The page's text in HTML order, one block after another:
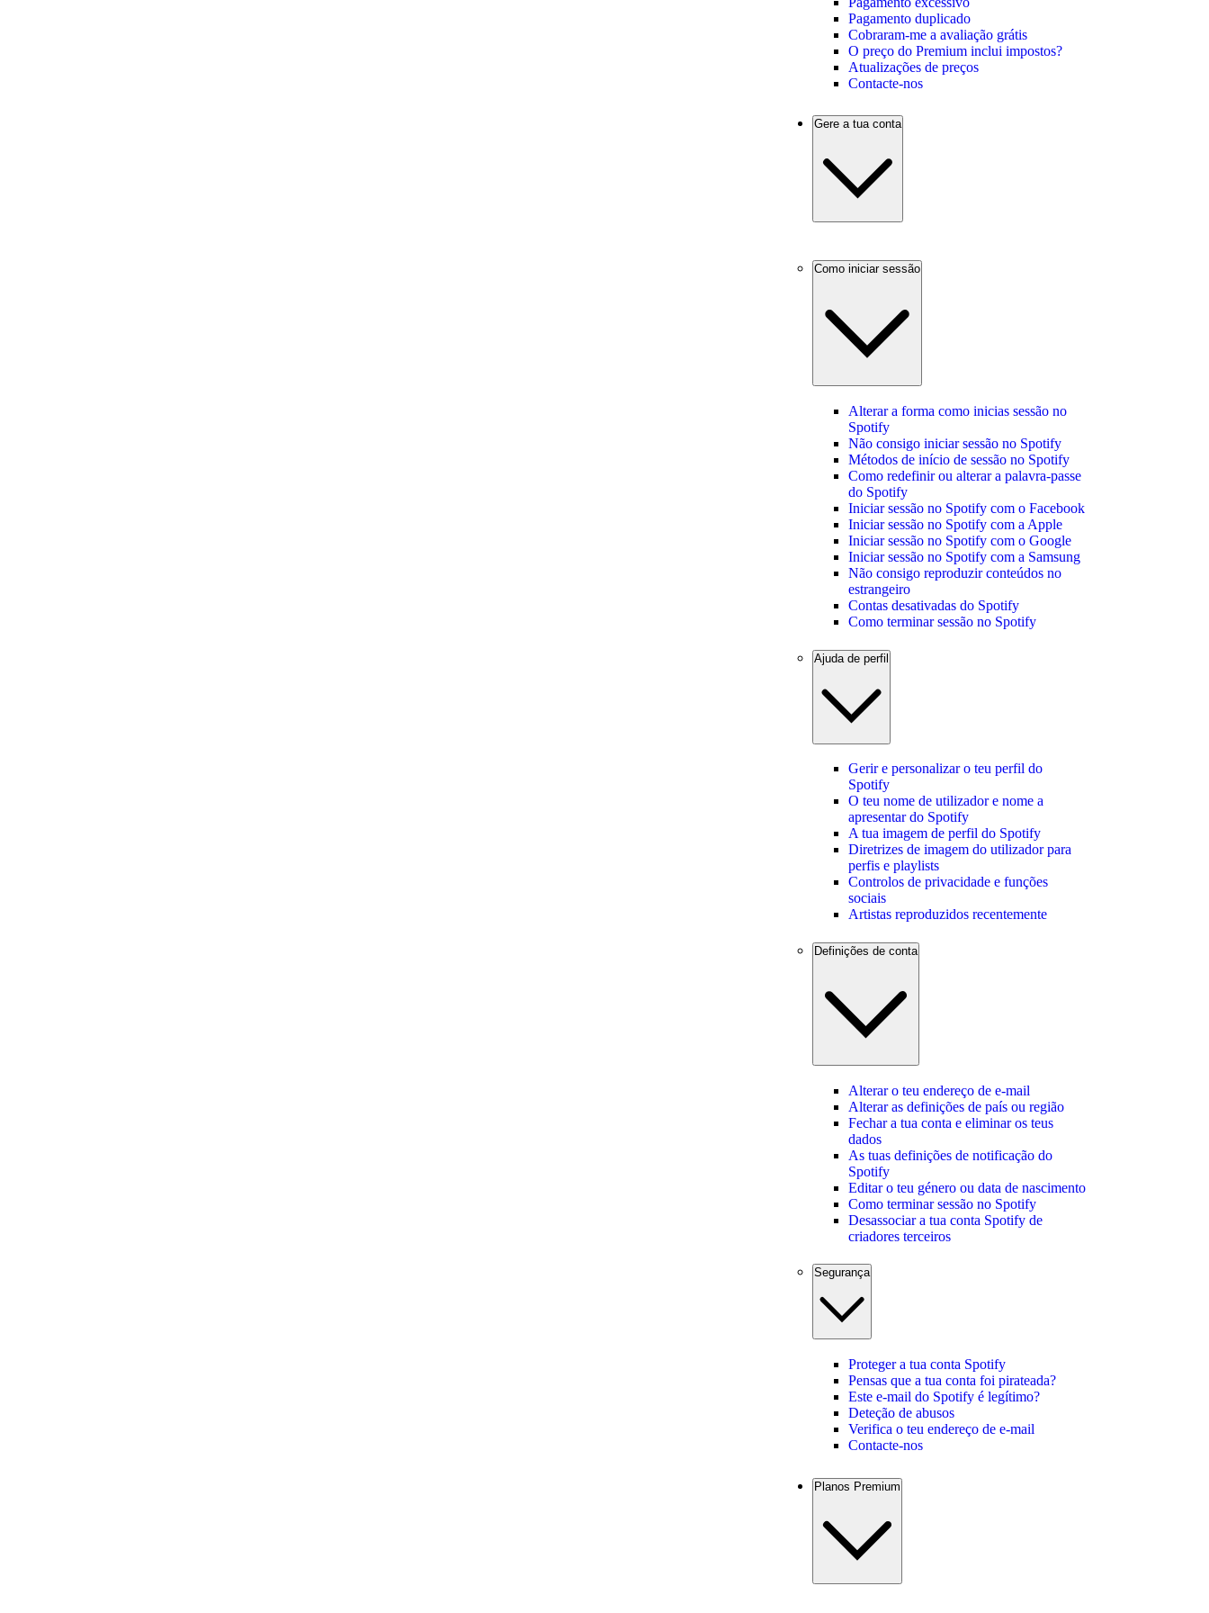
Pagamento duplicado
Cobraram-me a avaliação grátis
O preço do Premium inclui impostos?
Atualizações de preços
Contacte-nos
Gere a tua conta
Como iniciar sessão
Alterar a forma como inicias sessão no
Spotify
Não consigo iniciar sessão no Spotify
Métodos de início de sessão no Spotify
Como redefinir ou alterar a palavra-passe
do Spotify
Iniciar sessão no Spotify com o Facebook
Iniciar sessão no Spotify com a Apple
Iniciar sessão no Spotify com o Google
Iniciar sessão no Spotify com a Samsung
Não consigo reproduzir conteúdos no
estrangeiro
Contas desativadas do Spotify
Como terminar sessão no Spotify
Ajuda de perfil
Gerir e personalizar o teu perfil do
Spotify
O teu nome de utilizador e nome a
apresentar do Spotify
A tua imagem de perfil do Spotify
Diretrizes de imagem do utilizador para
perfis e playlists
Controlos de privacidade e funções
sociais
Artistas reproduzidos recentemente
Definições de conta
Alterar o teu endereço de e-mail
Alterar as definições de país ou região
Fechar a tua conta e eliminar os teus
dados
As tuas definições de notificação do
Spotify
Editar o teu género ou data de nascimento
Como terminar sessão no Spotify
Desassociar a tua conta Spotify de
criadores terceiros
Segurança
Proteger a tua conta Spotify
Pensas que a tua conta foi pirateada?
Este e-mail do Spotify é legítimo?
Deteção de abusos
Verifica o teu endereço de e-mail
Contacte-nos
Planos Premium